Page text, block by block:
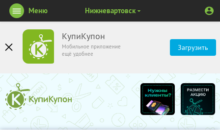
КупиКупон
Мобильное приложение
ещё удобнее
Загрузить
Меню Нижневартовск